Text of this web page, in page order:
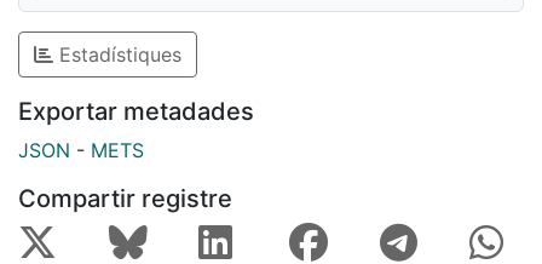
Estadístiques
Exportar metadades
JSON - METS
Compartir registre